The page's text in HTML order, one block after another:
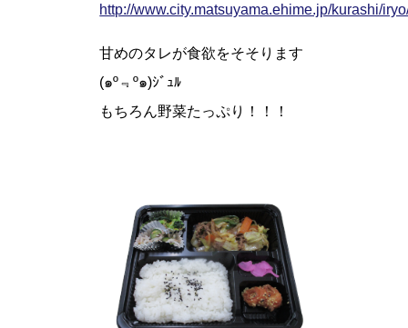
http://www.city.matsuyama.ehime.jp/kurashi/
甘めのタレが食欲をそそります
(๑º﹃º​๑)ｼﾞｭﾙ
もちろん野菜たっぷり！！！